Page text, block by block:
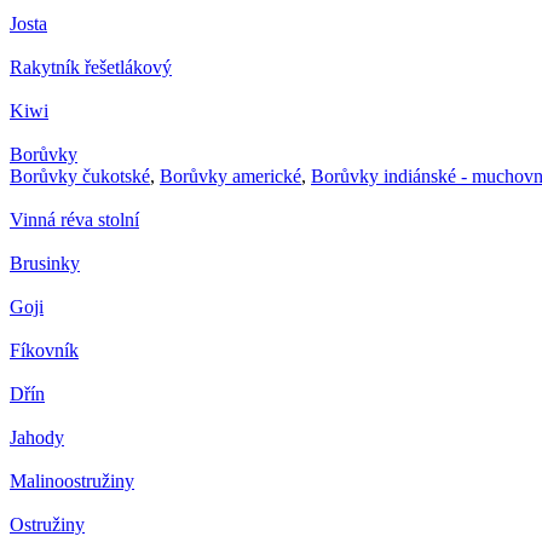
Josta
Rakytník řešetlákový
Kiwi
Borůvky
Borůvky čukotské, Borůvky americké, Borůvky indiánské -
Vinná réva stolní
Brusinky
Goji
Fíkovník
Dřín
Jahody
Malinoostružiny
Ostružiny